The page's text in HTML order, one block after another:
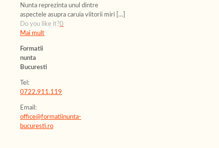
Nunta reprezinta unul dintre
aspectele asupra caruia viitorii miri […]
Do you like it?0
Mai mult
Formatii
nunta
Bucuresti
Tel:
0722.911.119
Email:
office@formatiinunta-
bucuresti.ro